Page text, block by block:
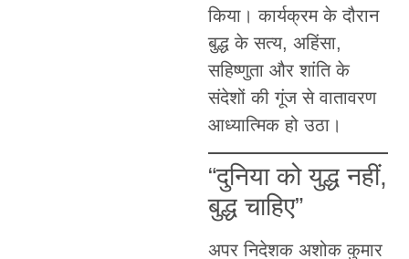
किया। कार्यक्रम के दौरान
बुद्ध के सत्य, अहिंसा,
सहिष्णुता और शांति के
संदेशों की गूंज से वातावरण
आध्यात्मिक हो उठा।
“दुनिया को युद्ध नहीं,
बुद्ध चाहिए”
अपर निदेशक अशोक कुमार